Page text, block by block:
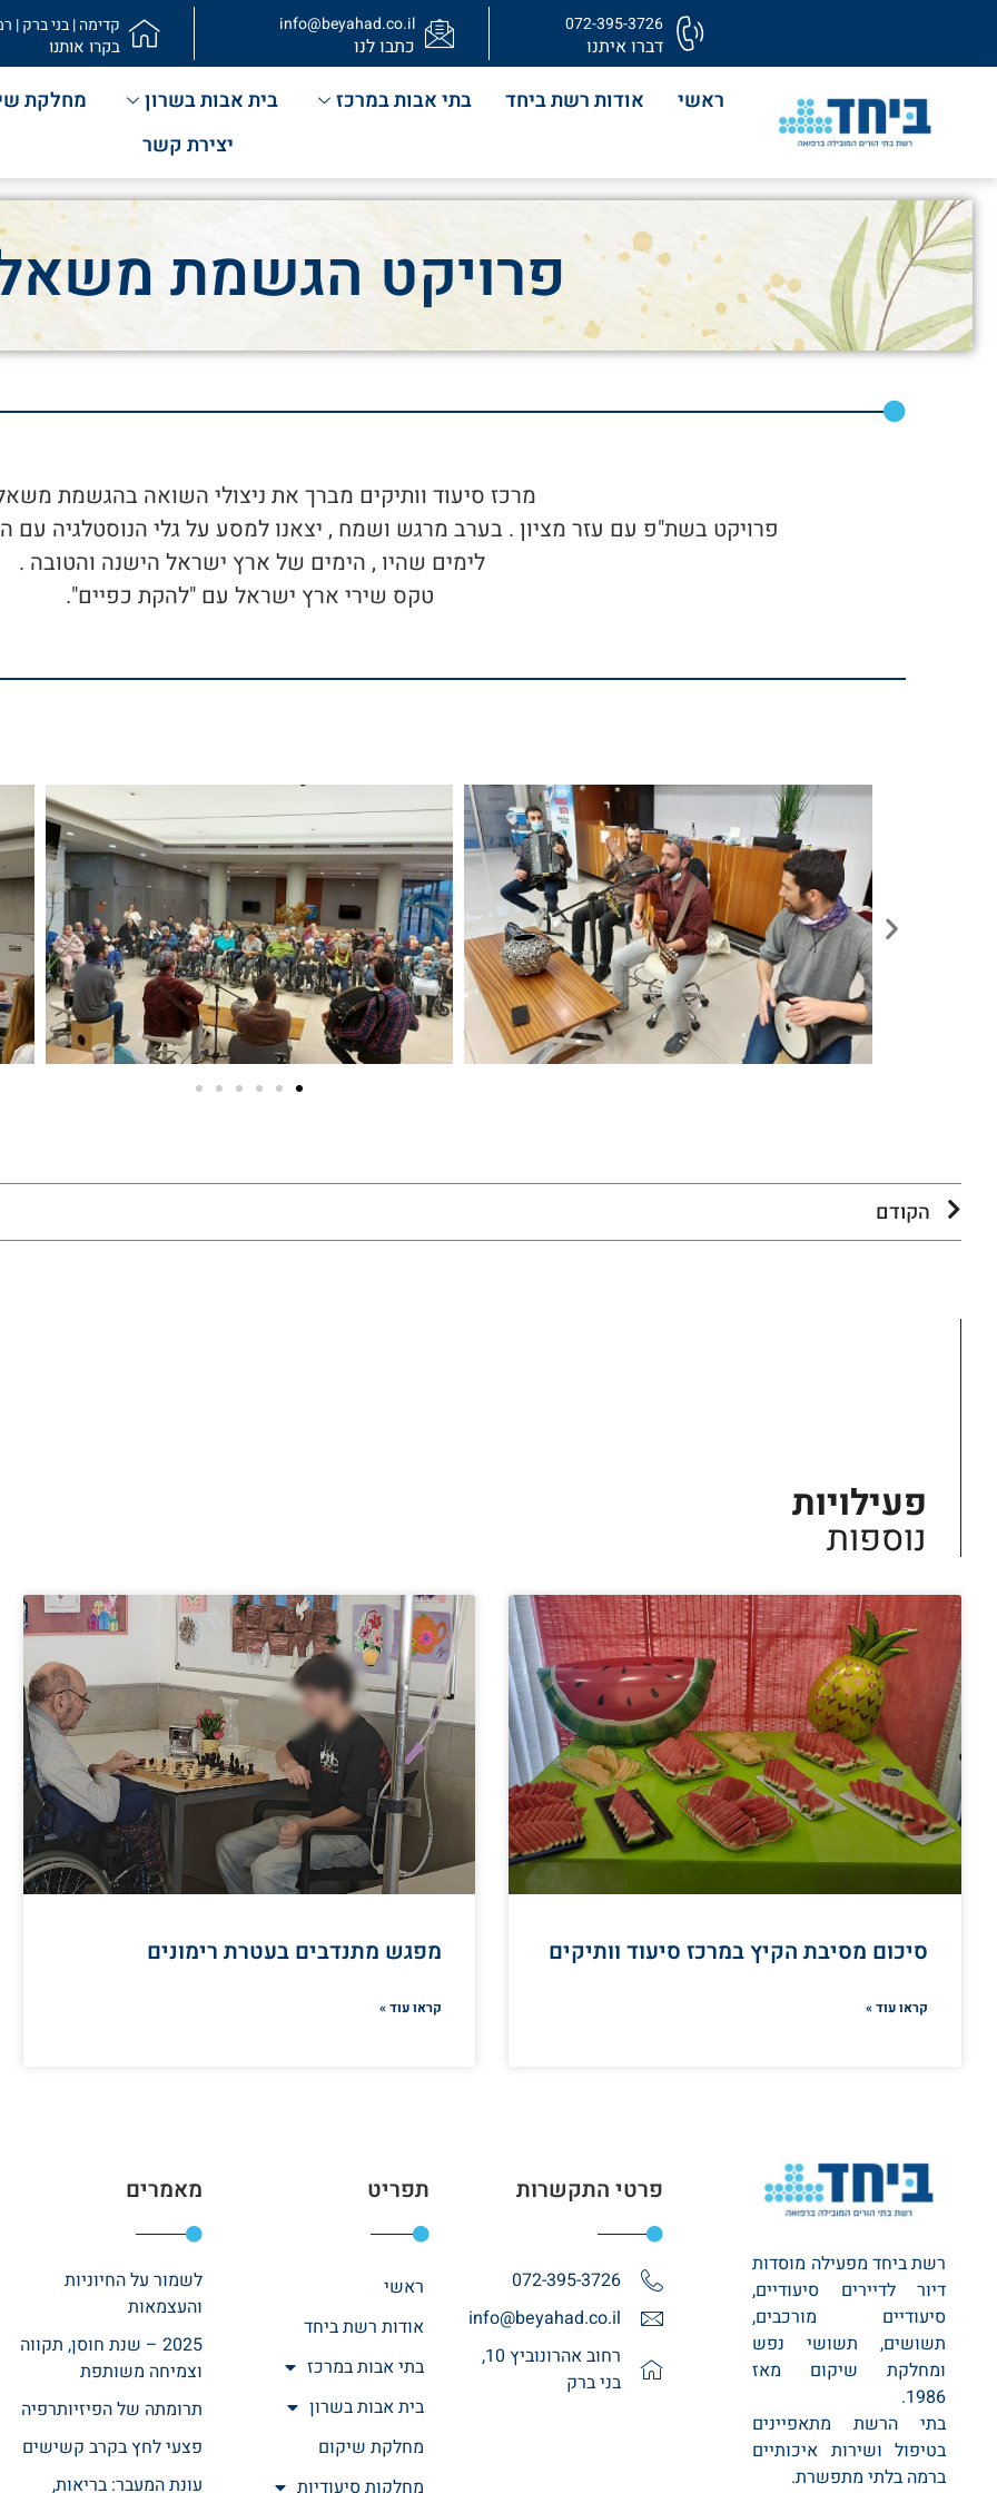
072-395-3726
דברו איתנו
info@beyahad.co.il
כתבו לנו
קדימה | בני ברק |
בקרו אותנו
ראשי אודות רשת ביחד בתי אבות במרכז בית אבות בשרון
מחלקת
יצירת קשר
פרויקט הגשמת
מרכז סיעוד וותיקים מברך את ניצולי השואה בהגשמת
פרויקט בשת"פ עם עזר מציון . בערב מרגש ושמח , יצאנו למסע על גלי הנוסטלגיה עם
לימים שהיו , הימים של ארץ ישראל הישנה והטובה .
טקס שירי ארץ ישראל עם "להקת כפיים".
הקודם
פעילויות
נוספות
סיכום מסיבת הקיץ במרכז סיעוד וותיקים
קראו עוד »
מפגש מתנדבים בעטרת רימונים
קראו עוד »
רשת ביחד מפעילה מוסדות
דיור לדיירים סיעודיים,
סיעודיים מורכבים,
תשושים, תשושי נפש
ומחלקת שיקום מאז
1986.
בתי הרשת מתאפיינים
בטיפול ושירות איכותיים
ברמה בלתי מתפשרת.
פרטי התקשרות
072-395-3726
info@beyahad.co.il
רחוב אהרונוביץ 10,
בני ברק
תפריט
ראשי
אודות רשת ביחד
בתי אבות במרכז
בית אבות בשרון
מחלקת שיקום
מחלקות סיעודיות
מאמרים
לשמור על החיוניות
והעצמאות
2025 – שנת חוסן, תקווה
וצמיחה משותפת
תרומתה של הפיזיותרפיה
פצעי לחץ בקרב קשישים
עונת המעבר: בריאות,